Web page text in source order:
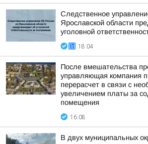
Следственное
Ярославской области
уголовной
18:04
После вмешательства
управляющая компания
перерасчет в связи с
увеличением платы за
помещения
16:08
В двух муниципальных